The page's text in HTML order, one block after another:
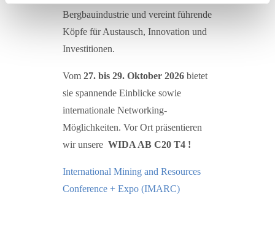
Bergbauindustrie und vereint führende
Köpfe für Austausch, Innovation und
Investitionen.
Vom 27. bis 29. Oktober 2026bietet
sie spannende Einblicke sowie
internationale Networking-
Möglichkeiten. Vor Ort präsentieren
wir unsere WIDA AB C20 T4 !
International Mining and Resources
Conference + Expo (IMARC)